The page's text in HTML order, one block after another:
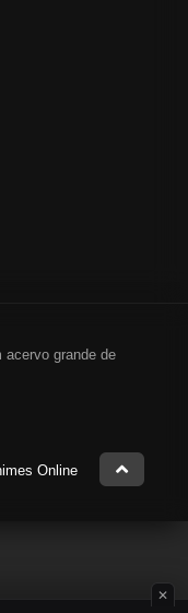
grande de
Online
✕